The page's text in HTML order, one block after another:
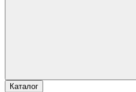
Каталог